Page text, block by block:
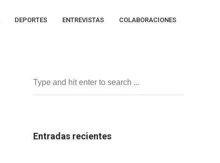
DEPORTES ENTREVISTAS COLABORACIONES
Entradas recientes